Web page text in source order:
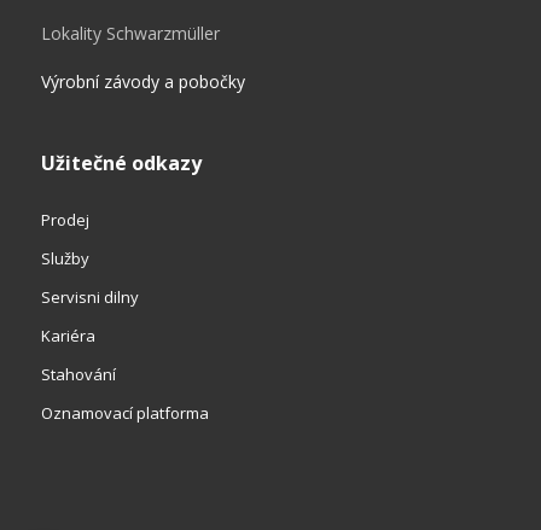
Lokality Schwarzmüller
Výrobní závody a pobočky
Užitečné odkazy
Prodej
Služby
Servisni dilny
Kariéra
Stahování
Oznamovací platforma